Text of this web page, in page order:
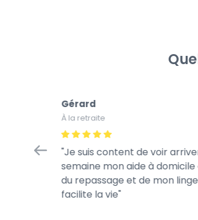
Gérard
À la retraite
Je suis content de voir
semaine mon aide à domicile
du repassage et de mon
facilite la vie